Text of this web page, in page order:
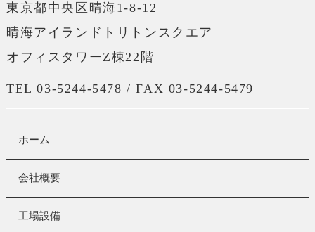
東京都中央区晴海1-8-12
晴海アイランドトリトンスクエア
オフィスタワーZ棟22階
TEL 03-5244-5478 / FAX 03-5244-5479
ホーム
会社概要
工場設備